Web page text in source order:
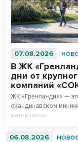
07.08.2026
В ЖК
дни от
компаний
ЖК «Гренландия» —
скандинавском
материалов.
06.08.2026